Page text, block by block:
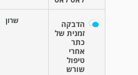
הדבקה
זמנית של
כתר
אחרי
טיפול
שורש
שרון